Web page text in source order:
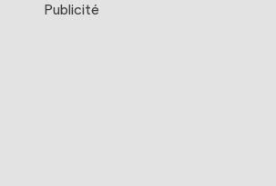
Publicité